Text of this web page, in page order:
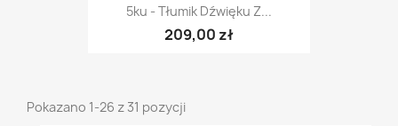
5ku - Tłumik Dźwięku Z...
209,00 zł
Pokazano 1-26 z 31 pozycji